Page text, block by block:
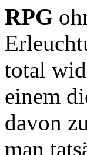
RPG
total
einem
davon
man